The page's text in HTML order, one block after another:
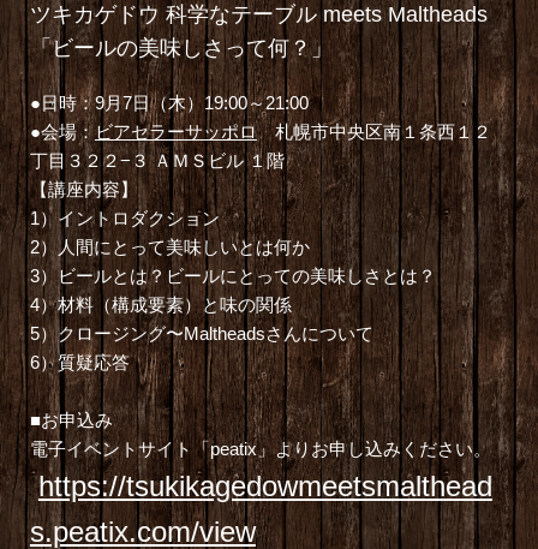
ツキカゲドウ 科学なテーブル meets Maltheads
「ビールの美味しさって何？」
●日時：9月7日（木）19:00～21:00
●会場：ビアセラーサッポロ札幌市中央区南１条西１２
丁目３２２−３ ＡＭＳビル １階
【講座内容】
1）イントロダクション
2）人間にとって美味しいとは何か
3）ビールとは？ビールにとっての美味しさとは？
4）材料（構成要素）と味の関係
5）クロージング〜Maltheadsさんについて
6）質疑応答
■お申込み
電子イベントサイト「peatix」よりお申し込みください。
https://tsukikagedowmeetsmalthead
s.peatix.com/view